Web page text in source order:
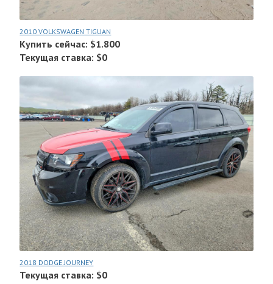
2010 VOLKSWAGEN TIGUAN
Купить сейчас: $1.800
Текущая ставка: $0
2018 DODGE JOURNEY
Текущая ставка: $0